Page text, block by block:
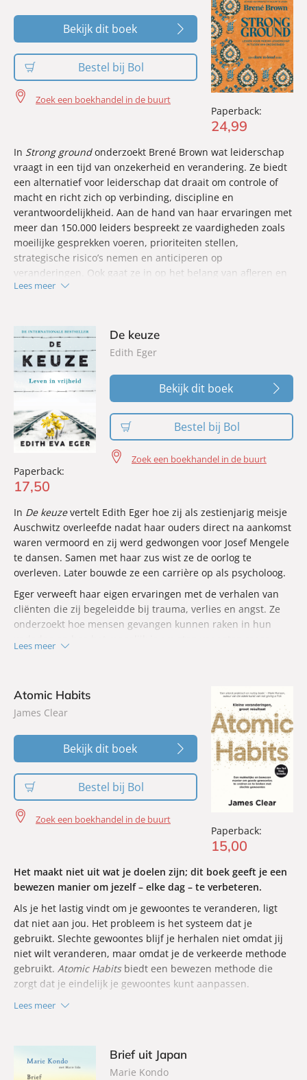
Paperback:
24,99
Bekijk dit boek
Bestel bij Bol
Zoek een boekhandel in de buurt
In Strong groundonderzoekt Brené Brown wat leiderschap
vraagt in een tijd van onzekerheid en verandering. Ze biedt
een alternatief voor leiderschap dat draait om controle of
macht en richt zich op verbinding, discipline en
verantwoordelijkheid. Aan de hand van haar ervaringen met
meer dan 150.000 leiders bespreekt ze vaardigheden zoals
moeilijke gesprekken voeren, prioriteiten stellen,
strategische risico’s nemen en anticiperen op
veranderingen. Ook gaat ze in op het belang van afleren en
opnieuw leren. Met praktijkervaring, persoonlijke inzichten
effectief leiderschap.
Lees meer
Paperback:
17,50
De keuze
Edith Eger
Bekijk dit boek
Bestel bij Bol
Zoek een boekhandel in de buurt
In De keuzevertelt Edith Eger hoe zij als zestienjarig meisje
Auschwitz overleefde nadat haar ouders direct na aankomst
waren vermoord en zij werd gedwongen voor Josef Mengele
te dansen. Samen met haar zus wist ze de oorlog te
overleven. Later bouwde ze een carrière op als psycholoog.
Eger verweeft haar eigen ervaringen met de verhalen van
cliënten die zij begeleidde bij trauma, verlies en angst. Ze
onderzoekt hoe mensen gevangen kunnen raken in hun
Lees meer
Paperback:
15,00
Atomic Habits
James Clear
Bekijk dit boek
Bestel bij Bol
Zoek een boekhandel in de buurt
Het maakt niet uit wat je doelen zijn; dit boek geeft je een
bewezen manier om jezelf – elke dag – te verbeteren.
Als je het lastig vindt om je gewoontes te veranderen, ligt
dat niet aan jou. Het probleem is het systeem dat je
gebruikt. Slechte gewoontes blijf je herhalen niet omdat jij
niet wilt veranderen, maar omdat je de verkeerde methode
gebruikt. Atomic Habitsbiedt een bewezen methode die
zorgt dat je eindelijk je gewoontes kunt aanpassen.
Lees meer
Brief uit Japan
Marie Kondo